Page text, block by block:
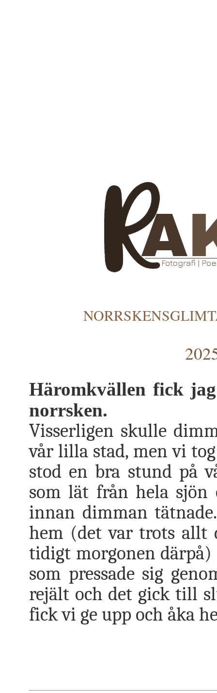
Häromkvällen fick
norrsken.
Visserligen skulle
vår lilla stad, men vi
stod en bra stund på
som lät från hela sjön
innan dimman
hem (det var trots allt
tidigt morgonen
som pressade sig
rejält och det gick till
fick vi ge upp och åka